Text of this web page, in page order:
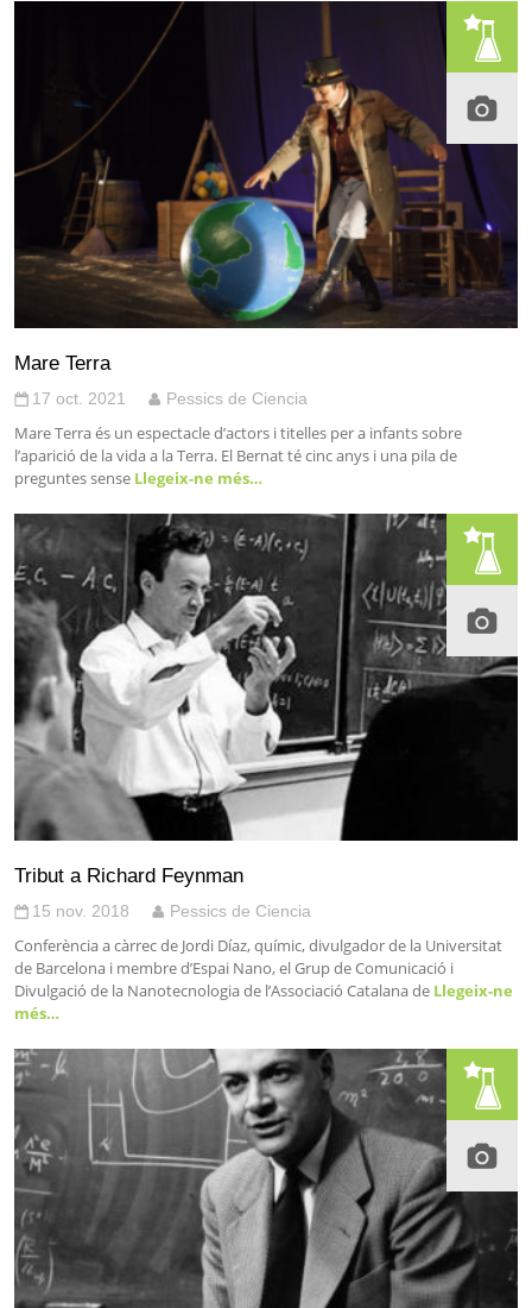
Mare Terra
17 oct. 2021 Pessics de Ciencia
Mare Terra és un espectacle d’actors i titelles per a infants sobre
l’aparició de la vida a la Terra. El Bernat té cinc anys i una pila de
preguntes sense Llegeix-ne més…
Tribut a Richard Feynman
15 nov. 2018 Pessics de Ciencia
Conferència a càrrec de Jordi Díaz, químic, divulgador de la Universitat
de Barcelona i membre d’Espai Nano, el Grup de Comunicació i
Divulgació de la Nanotecnologia de l’Associació Catalana de Llegeix-ne
més…